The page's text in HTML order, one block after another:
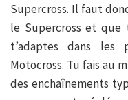
Supercross. Il faut
le Supercross et
t’adaptes dans
Motocross. Tu fais au
des enchaînements